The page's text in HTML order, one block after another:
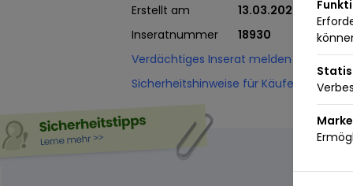
Erstellt am
13.03.2023
Inseratnummer
18930
Verdächtiges Inserat melden
Sicherheitshinweise für Käufer und